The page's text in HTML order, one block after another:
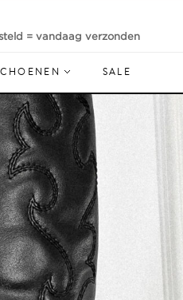
= vandaag verzonden
SALE